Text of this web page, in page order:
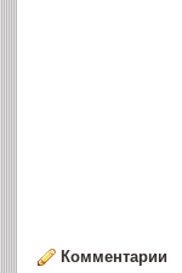
Комментарии